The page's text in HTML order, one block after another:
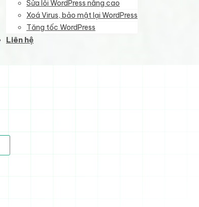
Sửa lỗi WordPress nâng cao
Xoá Virus, bảo mật lại WordPress
Tăng tốc WordPress
Liên hệ